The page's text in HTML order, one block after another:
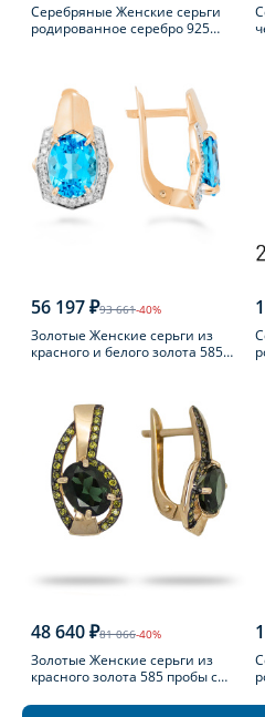
Серебряные Женские серьги
родированное серебро 925
56 197 ₽93 661-40%
Золотые Женские серьги из
красного и белого золота 585
48 640 ₽81 066-40%
Золотые Женские серьги из
красного золота 585 пробы с